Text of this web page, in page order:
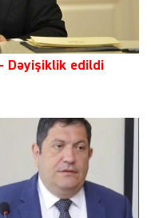
Dəyişiklik edildi